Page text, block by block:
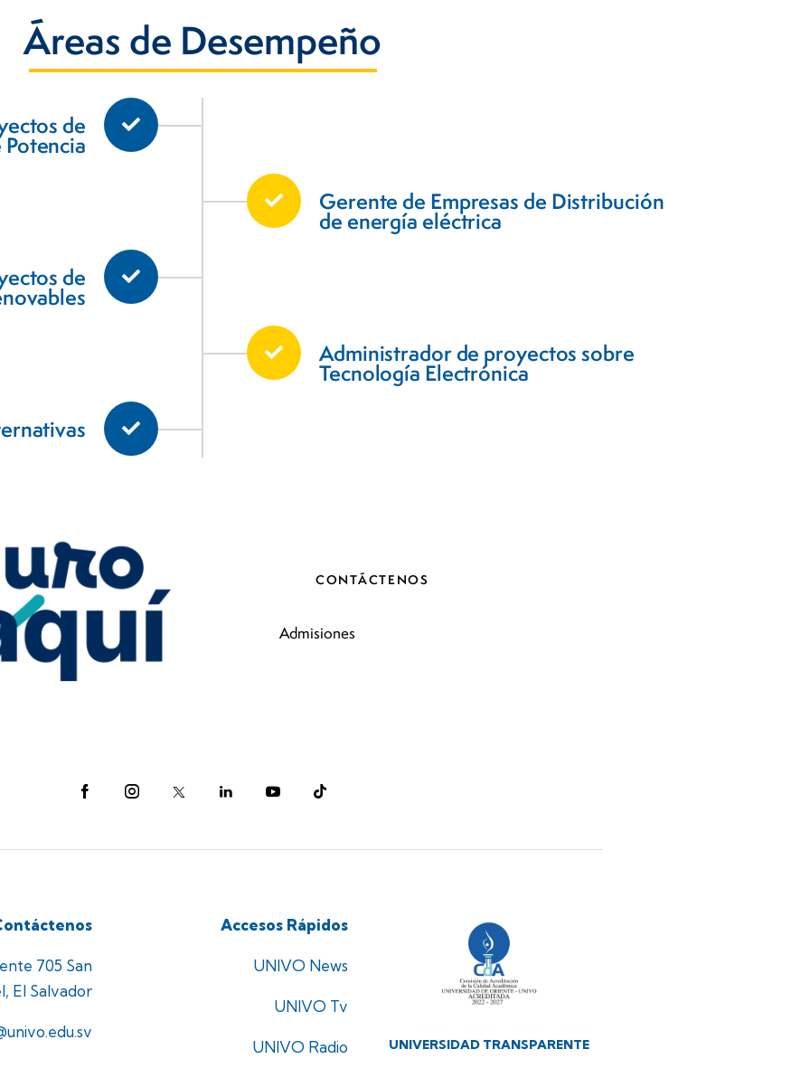
Áreas de Desempeño​
de
Potencia
Gerente de Empresas de Distribución
de energía eléctrica
de
Administrador de proyectos sobre
Tecnología Electrónica
CONTÁCTENOS
Admisiones
705 San
El Salvador
Accesos Rápidos
UNIVO News
UNIVO Tv
UNIVO Radio UNIVERSIDAD TRANSPARENTE